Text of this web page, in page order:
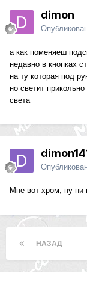
dimon
а как поменяеш
недавно в кнопках
на ту которая под
но светит
света
Мне вот хром, ну ни
НАЗАД